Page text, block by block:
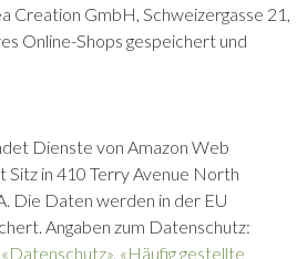
Creation GmbH, Schweizergasse 21,
Online-Shops gespeichert und
Dienste von Amazon Web
Sitz in 410 Terry Avenue North
Die Daten werden in der EU
Angaben zum Datenschutz:
«Datenschutz», «Häufig gestellte